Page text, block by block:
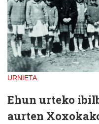
URNIETA
Ehun urteko
aurten